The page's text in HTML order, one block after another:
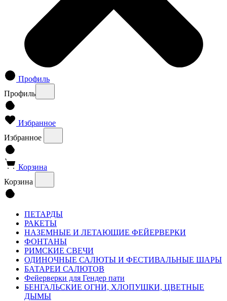
Профиль
Профиль
Избранное
Избранное
Корзина
Корзина
ПЕТАРДЫ
РАКЕТЫ
НАЗЕМНЫЕ И ЛЕТАЮЩИЕ ФЕЙЕРВЕРКИ
ФОНТАНЫ
РИМСКИЕ СВЕЧИ
ОДИНОЧНЫЕ САЛЮТЫ И ФЕСТИВАЛЬНЫЕ ШАРЫ
БАТАРЕИ САЛЮТОВ
Фейерверки для Гендер пати
БЕНГАЛЬСКИЕ ОГНИ, ХЛОПУШКИ, ЦВЕТНЫЕ
ДЫМЫ